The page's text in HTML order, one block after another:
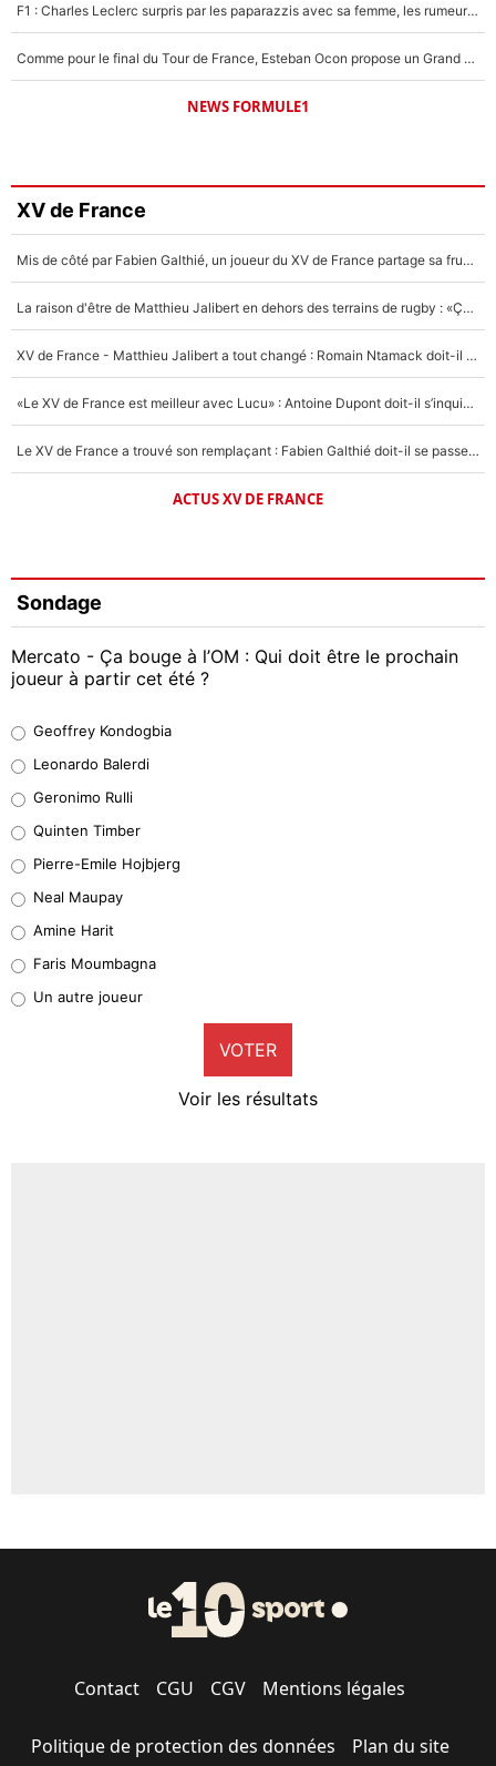
F1 : Charles Leclerc surpris par les paparazzis avec sa femme, les rumeurs étaient vraies !
Comme pour le final du Tour de France, Esteban Ocon propose un Grand Prix de Formule 1 à Paris : «Autour de l’Arc de Triomphe, ce serait génial» !
NEWS FORMULE1
XV de France
Mis de côté par Fabien Galthié, un joueur du XV de France partage sa frustration : «ils ne me l’ont pas dit tout de suite»
La raison d'être de Matthieu Jalibert en dehors des terrains de rugby : «Ça m'atteint autant que si tu touches à un membre de ma famille»
XV de France - Matthieu Jalibert a tout changé : Romain Ntamack doit-il s’inquiéter pour sa place à un an de la Coupe du monde ?
«Le XV de France est meilleur avec Lucu» : Antoine Dupont doit-il s’inquiéter pour sa place ?
Le XV de France a trouvé son remplaçant : Fabien Galthié doit-il se passer d'Antoine Dupont ?
ACTUS XV DE FRANCE
Sondage
Mercato - Ça bouge à l’OM : Qui doit être le prochain
joueur à partir cet été ?
38%
32%
5%
1%
9%
Geoffrey Kondogbia
Leonardo Balerdi
Geronimo Rulli
Quinten Timber
Pierre-Emile Hojbjerg
Neal Maupay
Amine Harit
Faris Moumbagna
Un autre joueur
VOTER
Voir les résultats
Contact CGU CGV Mentions légales
Politique de protection des données Plan du site